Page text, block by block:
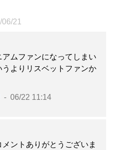
21
アムファンになってしまい
うよりリスベットファンか
06/22 11:14
ントありがとうございま